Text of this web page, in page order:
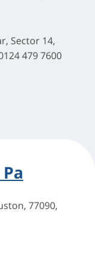
Sector 14,
479 7600
77090,